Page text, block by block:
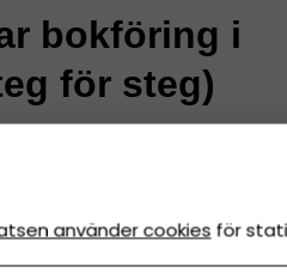
bokföring i
för steg)
blir svårt. Men gör
Här är grunderna:
och
använder cookies för